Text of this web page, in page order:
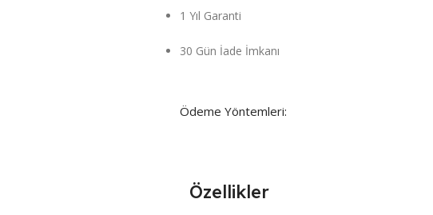
1 Yıl Garanti
30 Gün İade İmkanı
Ödeme Yöntemleri:
Özellikler